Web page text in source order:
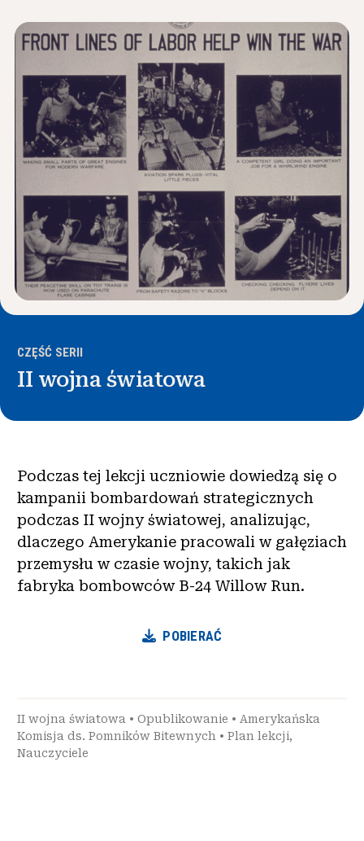
Zaangażować się
CZĘŚĆ SERII
II wojna światowa
Podczas tej lekcji uczniowie dowiedzą się o
kampanii bombardowań strategicznych
podczas II wojny światowej, analizując,
dlaczego Amerykanie pracowali w gałęziach
przemysłu w czasie wojny, takich jak
fabryka bombowców B-24 Willow Run.
POBIERAĆ
II wojna światowa • Opublikowanie • Amerykańska
Komisja ds. Pomników Bitewnych • Plan lekcji,
Nauczyciele